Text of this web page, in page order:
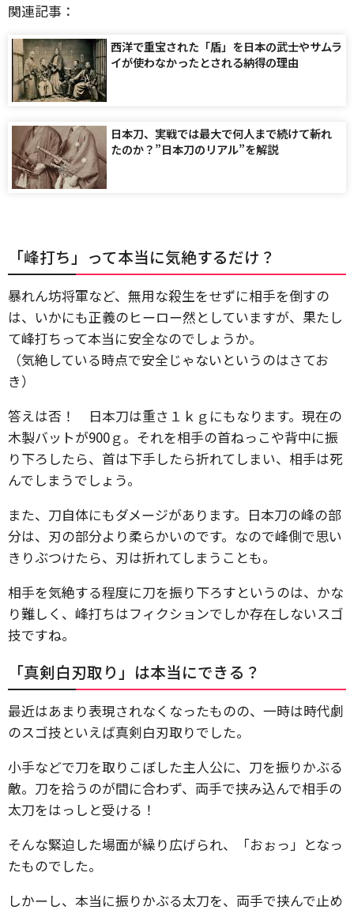
関連記事：
西洋で重宝された「盾」を日本の武士やサムラ
イが使わなかったとされる納得の理由
日本刀、実戦では最大で何人まで続けて斬れ
たのか？”日本刀のリアル”を解説
「峰打ち」って本当に気絶するだけ？
暴れん坊将軍など、無用な殺生をせずに相手を倒すの
は、いかにも正義のヒーロー然としていますが、果たし
て峰打ちって本当に安全なのでしょうか。
（気絶している時点で安全じゃないというのはさてお
き）
答えは否！ 日本刀は重さ１ｋｇにもなります。現在の
木製バットが900ｇ。それを相手の首ねっこや背中に振
り下ろしたら、首は下手したら折れてしまい、相手は死
んでしまうでしょう。
また、刀自体にもダメージがあります。日本刀の峰の部
分は、刃の部分より柔らかいのです。なので峰側で思い
きりぶつけたら、刃は折れてしまうことも。
相手を気絶する程度に刀を振り下ろすというのは、かな
り難しく、峰打ちはフィクションでしか存在しないスゴ
技ですね。
「真剣白刃取り」は本当にできる？
最近はあまり表現されなくなったものの、一時は時代劇
のスゴ技といえば真剣白刃取りでした。
小手などで刀を取りこぼした主人公に、刀を振りかぶる
敵。刀を拾うのが間に合わず、両手で挟み込んで相手の
太刀をはっしと受ける！
そんな緊迫した場面が繰り広げられ、「おぉっ」となっ
たものでした。
しかーし、本当に振りかぶる太刀を、両手で挟んで止め